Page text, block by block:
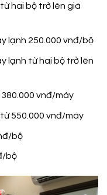
hai bộ trở lên giá
lạnh 250.000 vnđ/bộ
lạnh từ hai bộ trở lên
vnđ/máy
550.000 vnđ/máy
bộ
bộ